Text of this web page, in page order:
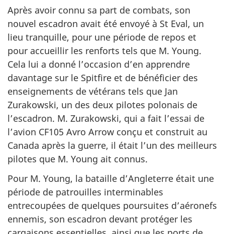
Après avoir connu sa part de combats, son
nouvel escadron avait été envoyé à St Eval, un
lieu tranquille, pour une période de repos et
pour accueillir les renforts tels que M. Young.
Cela lui a donné l’occasion d’en apprendre
davantage sur le Spitfire et de bénéficier des
enseignements de vétérans tels que Jan
Zurakowski, un des deux pilotes polonais de
l’escadron. M. Zurakowski, qui a fait l’essai de
l’avion CF105 Avro Arrow conçu et construit au
Canada après la guerre, il était l’un des meilleurs
pilotes que M. Young ait connus.
Pour M. Young, la bataille d’Angleterre était une
période de patrouilles interminables
entrecoupées de quelques poursuites d’aéronefs
ennemis, son escadron devant protéger les